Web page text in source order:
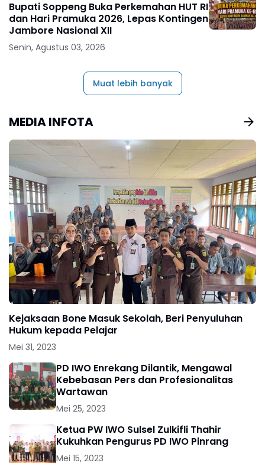
Bupati Soppeng Buka Perkemahan HUT RI
dan Hari Pramuka 2026, Lepas Kontingen
Jambore Nasional XII
Senin, Agustus 03, 2026
Muat lebih banyak
MEDIA INFOTA
Kejaksaan Bone Masuk Sekolah, Beri Penyuluhan
Hukum kepada Pelajar
Mei 31, 2023
PD IWO Enrekang Dilantik, Mengawal
Kebebasan Pers dan Profesionalitas
Wartawan
Mei 25, 2023
Ketua PW IWO Sulsel Zulkifli Thahir
Kukuhkan Pengurus PD IWO Pinrang
Mei 15, 2023